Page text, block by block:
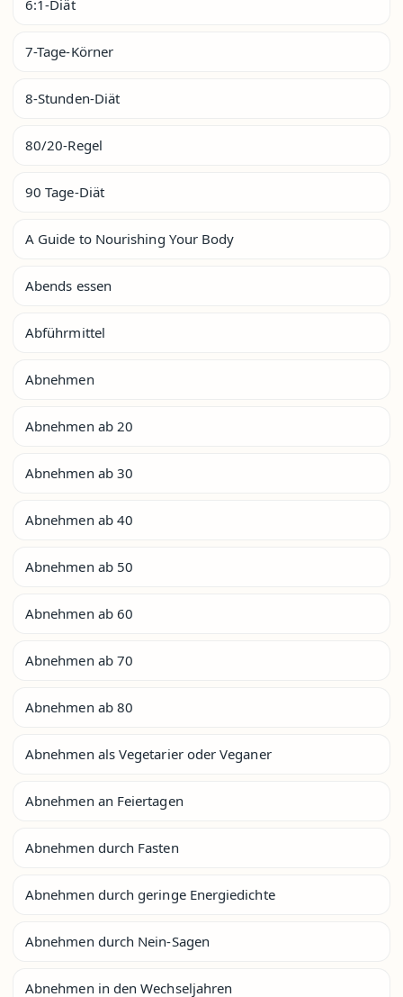
6:1-Diät
7-Tage-Körner
8-Stunden-Diät
80/20-Regel
90 Tage-Diät
A Guide to Nourishing Your Body
Abends essen
Abführmittel
Abnehmen
Abnehmen ab 20
Abnehmen ab 30
Abnehmen ab 40
Abnehmen ab 50
Abnehmen ab 60
Abnehmen ab 70
Abnehmen ab 80
Abnehmen als Vegetarier oder Veganer
Abnehmen an Feiertagen
Abnehmen durch Fasten
Abnehmen durch geringe Energiedichte
Abnehmen durch Nein-Sagen
Abnehmen in den Wechseljahren